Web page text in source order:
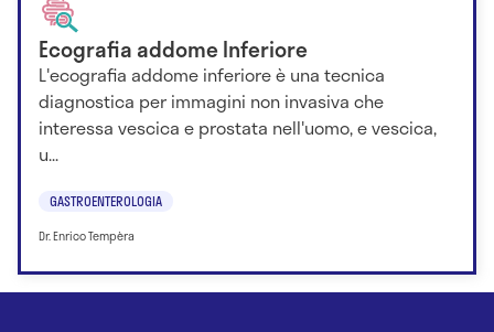
Ecografia addome Inferiore
L'ecografia addome inferiore è una tecnica
diagnostica per immagini non invasiva che
interessa vescica e prostata nell'uomo, e vescica,
u...
GASTROENTEROLOGIA
Dr. Enrico Tempèra